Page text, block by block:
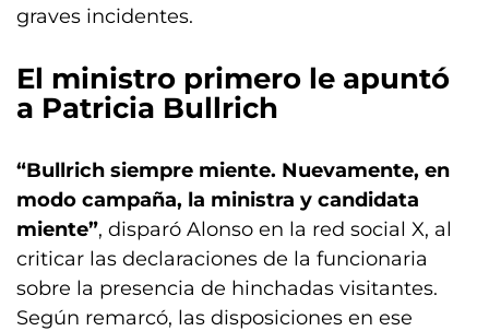
graves incidentes.
El ministro primero le apuntó
a Patricia Bullrich
“Bullrich siempre miente. Nuevamente, en
modo campaña, la ministra y candidata
miente”, disparó Alonso en la red social X, al
criticar las declaraciones de la funcionaria
sobre la presencia de hinchadas visitantes.
Según remarcó, las disposiciones en ese